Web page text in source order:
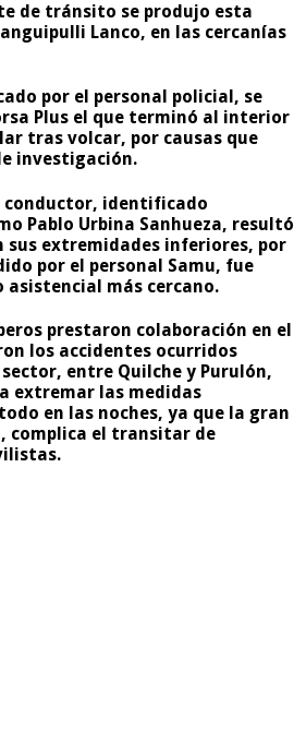
de tránsito se produjo esta
Lanco, en las cercanías
por el personal policial, se
Plus el que terminó al interior
tras volcar, por causas que
investigación.
conductor, identificado
Pablo Urbina Sanhueza, resultó
sus extremidades inferiores, por
por el personal Samu, fue
más cercano.
prestaron colaboración en el
los accidentes ocurridos
entre Quilche y Purulón,
extremar las medidas
en las noches, ya que la gran
complica el transitar de